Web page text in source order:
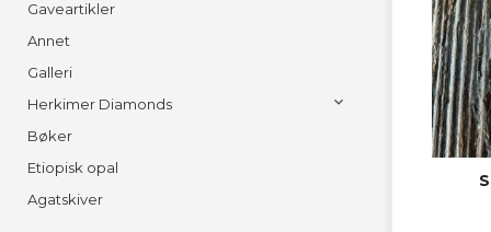
Gaveartikler
Annet
Galleri
Herkimer Diamonds
Bøker
Etiopisk opal
Agatskiver